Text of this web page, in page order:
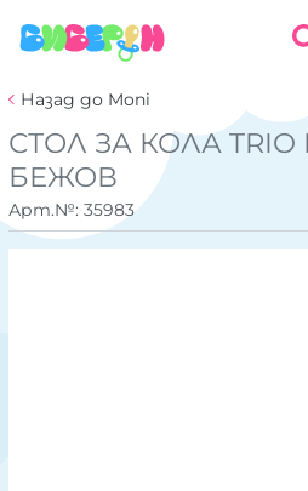
Назад до Moni
СТОЛ ЗА КОЛА TRIO
БЕЖОВ
Арт.№: 35983